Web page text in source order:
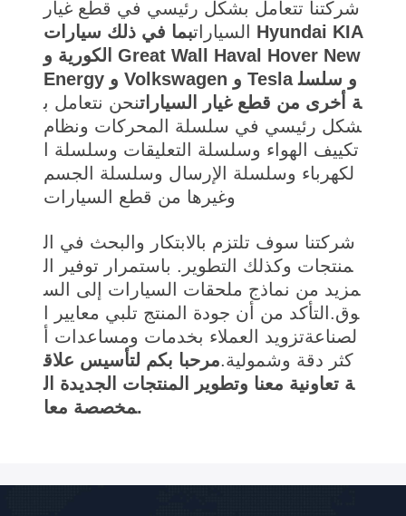
شركتنا تتعامل بشكل رئيسي في قطع غيار
السياراتبما في ذلك سيارات Hyundai KIA
الكورية و Great Wall Haval Hover New
Energy و Volkswagen و Tesla و سلسل
ة أخرى من قطع غيار السياراتنحن نتعامل ب
شكل رئيسي في سلسلة المحركات ونظام
تكييف الهواء وسلسلة التعليقات وسلسلة ا
لكهرباء وسلسلة الإرسال وسلسلة الجسم
وغيرها من قطع السيارات
شركتنا سوف تلتزم بالابتكار والبحث في ال
منتجات وكذلك التطوير. باستمرار توفير ال
مزيد من نماذج ملحقات السيارات إلى الس
وق.التأكد من أن جودة المنتج تلبي معايير ا
لصناعةتزويد العملاء بخدمات ومساعدات أ
كثر دقة وشمولية.مرحبا بكم لتأسيس علاق
ة تعاونية معنا وتطوير المنتجات الجديدة ال
مخصصة معا.